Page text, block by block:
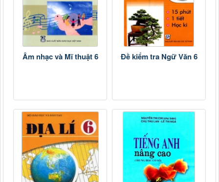
Âm nhạc và Mĩ thuật 6 Đề kiểm tra Ngữ Văn 6